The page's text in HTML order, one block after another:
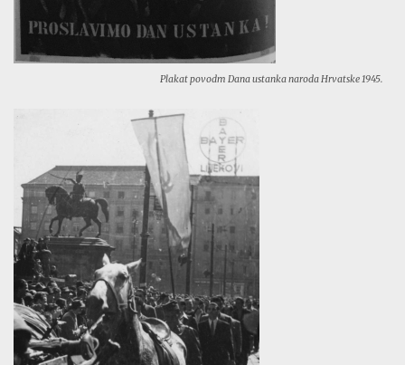
Plakat povodm Dana ustanka naroda Hrvatske 1945.